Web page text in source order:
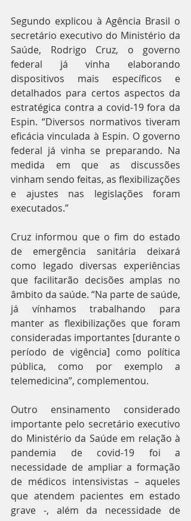
Segundo explicou à Agência Brasil o
secretário executivo do Ministério da
Saúde, Rodrigo Cruz, o governo
federal já vinha elaborando
dispositivos mais específicos e
detalhados para certos aspectos da
estratégica contra a covid-19 fora da
Espin. “Diversos normativos tiveram
eficácia vinculada à Espin. O governo
federal já vinha se preparando. Na
medida em que as discussões
vinham sendo feitas, as flexibilizações
e ajustes nas legislações foram
executados.”
Cruz informou que o fim do estado
de emergência sanitária deixará
como legado diversas experiências
que facilitarão decisões amplas no
âmbito da saúde. “Na parte de saúde,
já vínhamos trabalhando para
manter as flexibilizações que foram
consideradas importantes [durante o
período de vigência] como política
pública, como por exemplo a
telemedicina”, complementou.
Outro ensinamento considerado
importante pelo secretário executivo
do Ministério da Saúde em relação à
pandemia de covid-19 foi a
necessidade de ampliar a formação
de médicos intensivistas – aqueles
que atendem pacientes em estado
grave -, além da necessidade de